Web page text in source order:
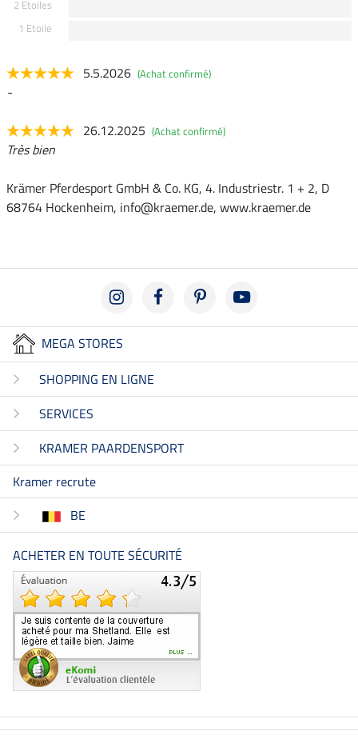
2 Etoiles
1 Etoile
5.5.2026 (Achat confirmé)
-
26.12.2025 (Achat confirmé)
Très bien
Krämer Pferdesport GmbH & Co. KG, 4. Industriestr. 1 + 2, D
68764 Hockenheim, info@kraemer.de, www.kraemer.de
MEGA STORES
SHOPPING EN LIGNE
SERVICES
KRAMER PAARDENSPORT
Kramer recrute
BE
ACHETER EN TOUTE SÉCURITÉ